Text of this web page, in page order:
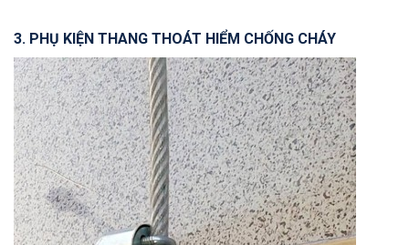
3. PHỤ KIỆN THANG THOÁT HIỂM CHỐNG CHÁY